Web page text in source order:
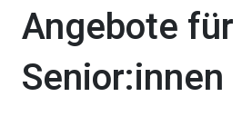
Angebote für
Senior:innen